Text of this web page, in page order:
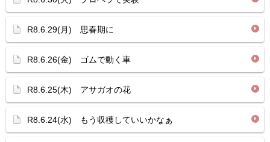
R8.6.29(月) 思春期に
R8.6.26(金) ゴムで動く車
R8.6.25(木) アサガオの花
R8.6.24(水) もう収穫していいかなぁ